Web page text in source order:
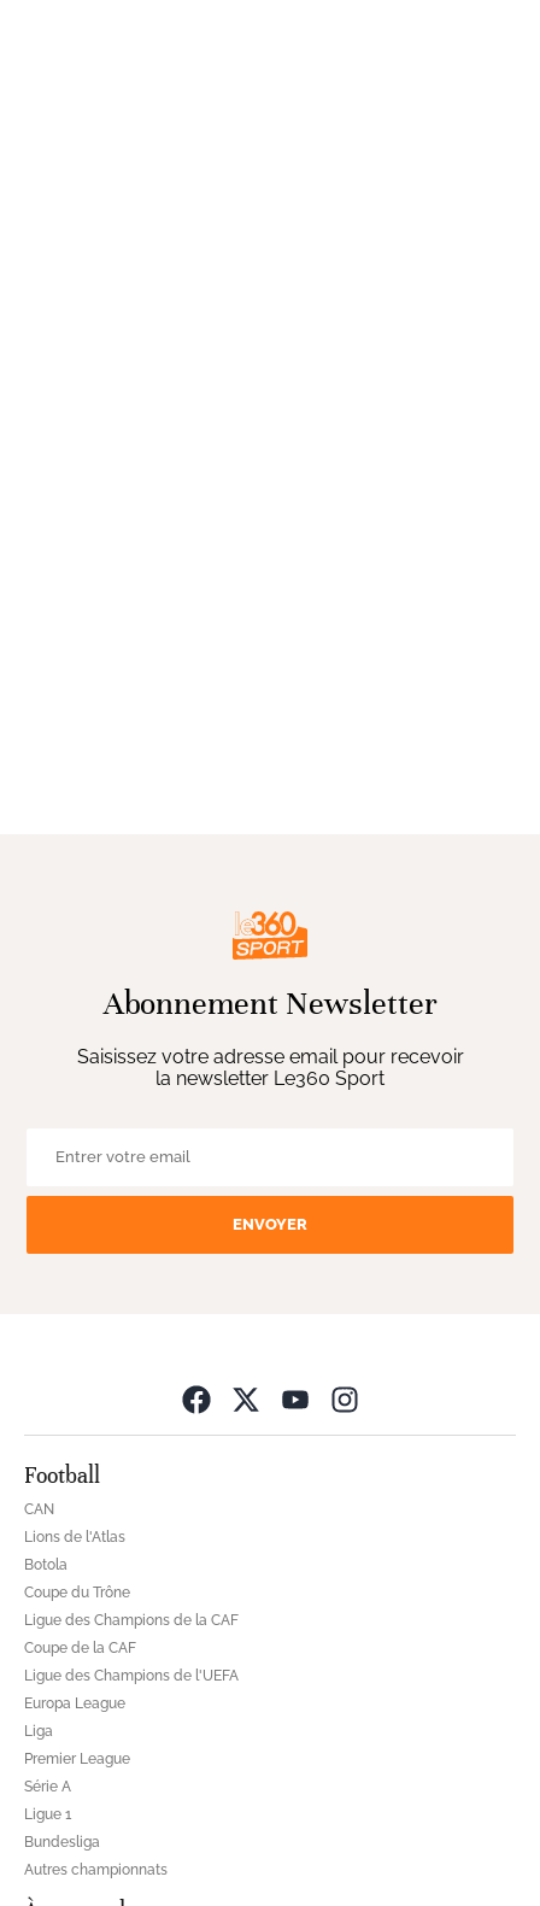
Abonnement Newsletter
Saisissez votre adresse email pour recevoir
la newsletter Le360 Sport
ENVOYER
Football
CAN
Lions de l'Atlas
Botola
Coupe du Trône
Ligue des Champions de la CAF
Coupe de la CAF
Ligue des Champions de l'UEFA
Europa League
Liga
Premier League
Série A
Ligue 1
Bundesliga
Autres championnats